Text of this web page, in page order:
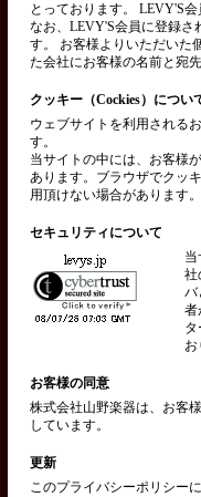
とっております。 LEVY'S
なお、LEVY'S会員に登録さ
す。 お客様よりいただいた
た会社にお客様の名前と宛
クッキー（Cockies）につい
ウェブサイトを利用される
す。
当サイトの中には、お客様
あります。ブラウザでクッ
用頂けない場合があります。
セキュリティについて
社
バ
者
お客様の同意
株式会社山野楽器は、お客
しています。
更新
このプライバシーポリシー